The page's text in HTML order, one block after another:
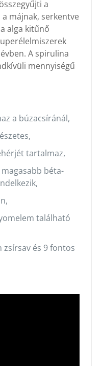
a
májnak, serkentve
alga kitűnő
A spirulina
mennyiségű
a búzacsíránál,
tartalmaz,
béta-
található
zsírsav és 9 fontos